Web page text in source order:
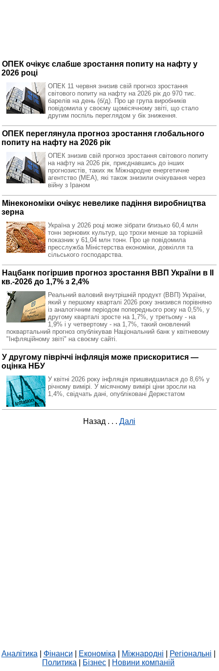
ОПЕК очікує слабше зростання попиту на нафту у
2026 році
ОПЕК 11 червня знизив свій прогноз зростання
світового попиту на нафту на 2026 рік до 970 тис.
барелів на день (б/д). Про це група виробників
повідомила у своєму щомісячному звіті, що стало
другим поспіль переглядом у бік зниження.
ОПЕК переглянула прогноз зростання глобального
попиту на нафту на 2026 рік
ОПЕК знизив свій прогноз зростання світового попиту
на нафту на 2026 рік, приєднавшись до інших
прогнозистів, таких як Міжнародне енергетичне
агентство (МЕА), які також знизили очікування через
війну з Іраном
Мінекономіки очікує невелике падіння виробництва
зерна
Україна у 2026 році може зібрати близько 60,4 млн
тонн зернових культур, що трохи менше за торішній
показник у 61,04 млн тонн. Про це повідомила
пресслужба Міністерства економіки, довкілля та
сільського господарства.
Нацбанк погіршив прогноз зростання ВВП України в II
кв.-2026 до 1,7% з 2,4%
Реальний валовий внутрішній продукт (ВВП) України,
який у першому кварталі 2026 року знизився порівняно
із аналогічним періодом попереднього року на 0,5%, у
другому кварталі зросте на 1,7%, у третьому - на
1,9% і у четвертому - на 1,7%, такий оновлений
поквартальний прогноз опублікував Національний банк у квітневому
"Інфляційному звіті" на своєму сайті.
У другому півріччі інфляція може прискоритися —
оцінка НБУ
У квітні 2026 року інфляція пришвидшилася до 8,6% у
річному вимірі. У місячному вимірі ціни зросли на
1,4%, свідчать дані, опубліковані Держстатом
Назад . . . Далі
Аналітика Фінанси Економіка Міжнародні Регіональні
Политика
Бізнес Новини компаній